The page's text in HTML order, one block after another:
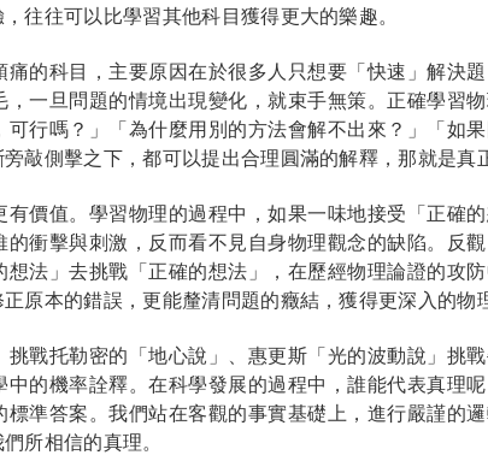
往往可以比學習其他科目獲得更大的樂趣。
的科目，主要原因在於很多人只想要「快速」解決題
一旦問題的情境出現變化，就束手無策。正確學習
行嗎？」「為什麼用別的方法會解不出來？」「如
敲側擊之下，都可以提出合理圓滿的解釋，那就是真
價值。學習物理的過程中，如果一味地接受「正確
衝擊與刺激，反而看不見自身物理觀念的缺陷。反觀
法」去挑戰「正確的想法」，在歷經物理論證的攻
原本的錯誤，更能釐清問題的癥結，獲得更深入的物
戰托勒密的「地心說」、惠更斯「光的波動說」挑
的機率詮釋。在科學發展的過程中，誰能代表真理
準答案。我們站在客觀的事實基礎上，進行嚴謹的
所相信的真理。